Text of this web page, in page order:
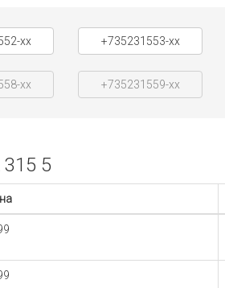
xx +735231553-xx
xx +735231559-xx
5